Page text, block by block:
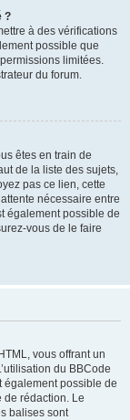
?
à des vérifications
possible que
limitées.
du forum.
êtes en train de
de la liste des sujets,
pas ce lien, cette
nécessaire entre
également possible de
vous de le faire
vous offrant un
du BBCode
également possible de
de rédaction. Le
balises sont